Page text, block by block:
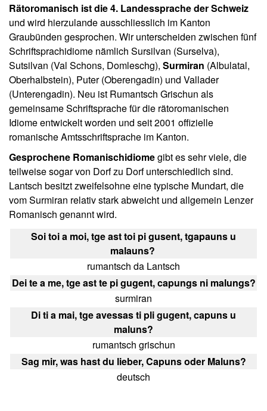
Rätoromanisch ist die 4. Landessprache der Schweiz
und wird hierzulande ausschliesslich im Kanton
Graubünden gesprochen. Wir unterscheiden zwischen fünf
Schriftsprachidiome nämlich Sursilvan (Surselva),
Sutsilvan (Val Schons, Domleschg), Surmiran (Albulatal,
Oberhalbstein), Puter (Oberengadin) und Vallader
(Unterengadin). Neu ist Rumantsch Grischun als
gemeinsame Schriftsprache für die rätoromanischen
Idiome entwickelt worden und seit 2001 offizielle
romanische Amtsschriftsprache im Kanton.
Gesprochene Romanischidiomegibt es sehr viele, die
teilweise sogar von Dorf zu Dorf unterschiedlich sind.
Lantsch besitzt zweifelsohne eine typische Mundart, die
vom Surmiran relativ stark abweicht und allgemein Lenzer
Romanisch genannt wird.
Soi toi a moi, tge ast toi pi gusent, tgapauns u
malauns?
rumantsch da Lantsch
Dei te a me, tge ast te pi gugent, capungs ni malungs?
surmiran
Di ti a mai, tge avessas ti pli gugent, capuns u
maluns?
rumantsch grischun
Sag mir, was hast du lieber, Capuns oder Maluns?
deutsch